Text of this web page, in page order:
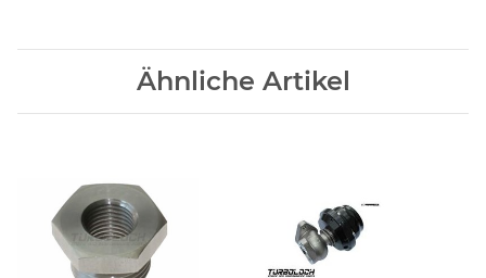
Ähnliche Artikel